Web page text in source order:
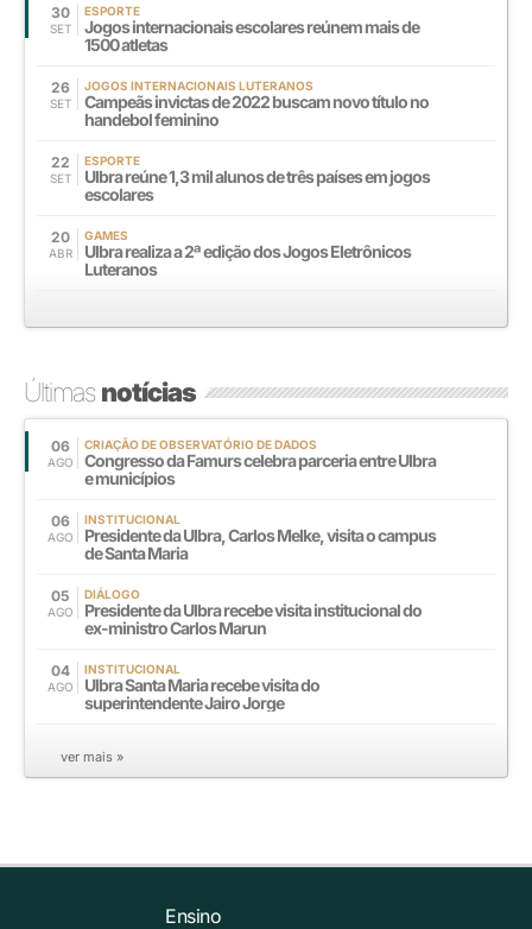
30
SET
ESPORTE
Jogos internacionais escolares reúnem mais de
1500 atletas
26
SET
JOGOS INTERNACIONAIS LUTERANOS
Campeãs invictas de 2022 buscam novo título no
handebol feminino
22
SET
ESPORTE
Ulbra reúne 1,3 mil alunos de três países em jogos
escolares
20
ABR
GAMES
Ulbra realiza a 2ª edição dos Jogos Eletrônicos
Luteranos
Últimasnotícias
06
AGO
CRIAÇÃO DE OBSERVATÓRIO DE DADOS
Congresso da Famurs celebra parceria entre Ulbra
e municípios
06
AGO
INSTITUCIONAL
Presidente da Ulbra, Carlos Melke, visita o campus
de Santa Maria
05
AGO
DIÁLOGO
Presidente da Ulbra recebe visita institucional do
ex-ministro Carlos Marun
04
AGO
INSTITUCIONAL
Ulbra Santa Maria recebe visita do
superintendente Jairo Jorge
ver mais »
Ensino